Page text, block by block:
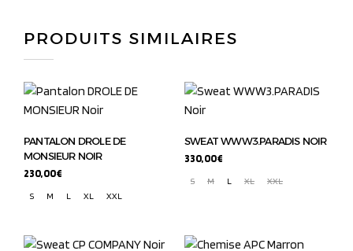
PRODUITS SIMILAIRES
PANTALON DROLE DE
MONSIEUR NOIR
230,00€
S
M L XL XXL
SWEAT WWW3.PARADIS NOIR
330,00€
S
M L XL XXL